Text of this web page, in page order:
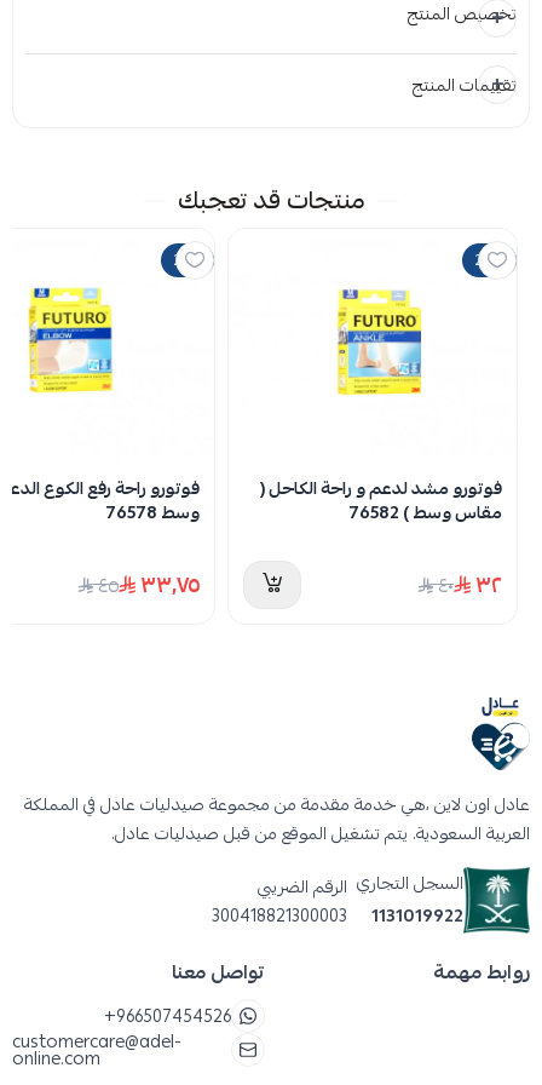
تخصيص المنتج
المرفقات
اسحب و افلت الملف هنا
تقييمات المنتج
لا توجد تقييمات حاليا
منتجات قد تعجبك
20%
فوتورو مشد لدعم و راحة الكاحل (
مقاس وسط ) 76582
٣٢ ٤٠
25%
فوتورو راحة رفع الكوع
وسط 76578
٣٣٫٧٥ ٤٥
عادل اون لاين ،هي خدمة مقدمة من مجموعة صيدليات عادل في المملكة
العربية السعودية. يتم تشغيل الموقع من قبل صيدليات عادل.
السجل التجاري
1131019922
الرقم الضريبي
300418821300003
روابط مهمة تواصل معنا
+966507454526
customercare@adel-
online.com